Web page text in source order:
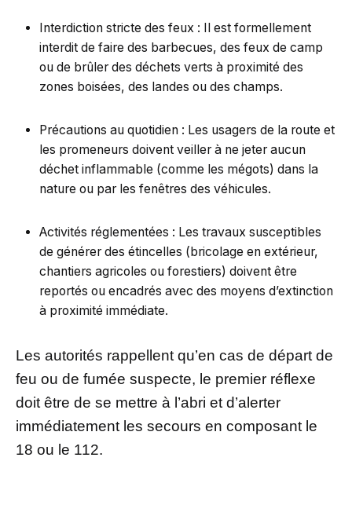
Interdiction stricte des feux : Il est formellement
interdit de faire des barbecues, des feux de camp
ou de brûler des déchets verts à proximité des
zones boisées, des landes ou des champs.
Précautions au quotidien : Les usagers de la route et
les promeneurs doivent veiller à ne jeter aucun
déchet inflammable (comme les mégots) dans la
nature ou par les fenêtres des véhicules.
Activités réglementées : Les travaux susceptibles
de générer des étincelles (bricolage en extérieur,
chantiers agricoles ou forestiers) doivent être
reportés ou encadrés avec des moyens d’extinction
à proximité immédiate.
Les autorités rappellent qu’en cas de départ de
feu ou de fumée suspecte, le premier réflexe
doit être de se mettre à l’abri et d’alerter
immédiatement les secours en composant le
18 ou le 112.